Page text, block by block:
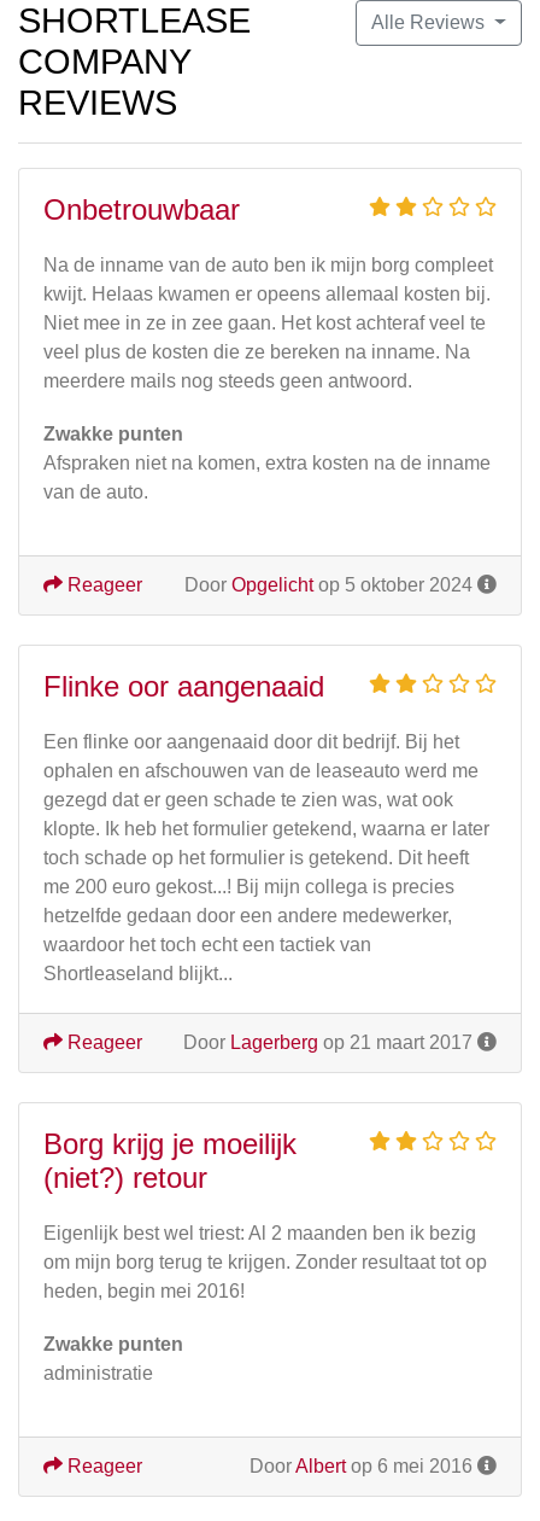
Alle Reviews
SHORTLEASE
COMPANY
REVIEWS
Onbetrouwbaar
Na de inname van de auto ben ik mijn borg compleet
kwijt. Helaas kwamen er opeens allemaal kosten bij.
Niet mee in ze in zee gaan. Het kost achteraf veel te
veel plus de kosten die ze bereken na inname. Na
meerdere mails nog steeds geen antwoord.
Zwakke punten
Afspraken niet na komen, extra kosten na de inname
van de auto.
Door Opgelichtop 5 oktober 2024
Reageer
Flinke oor aangenaaid
Een flinke oor aangenaaid door dit bedrijf. Bij het
ophalen en afschouwen van de leaseauto werd me
gezegd dat er geen schade te zien was, wat ook
klopte. Ik heb het formulier getekend, waarna er later
toch schade op het formulier is getekend. Dit heeft
me 200 euro gekost...! Bij mijn collega is precies
hetzelfde gedaan door een andere medewerker,
waardoor het toch echt een tactiek van
Shortleaseland blijkt...
Door Lagerberg op 21 maart 2017
Reageer
Borg krijg je moeilijk
(niet?) retour
Eigenlijk best wel triest: Al 2 maanden ben ik bezig
om mijn borg terug te krijgen. Zonder resultaat tot op
heden, begin mei 2016!
Zwakke punten
administratie
DoorAlbertop 6 mei 2016
Reageer